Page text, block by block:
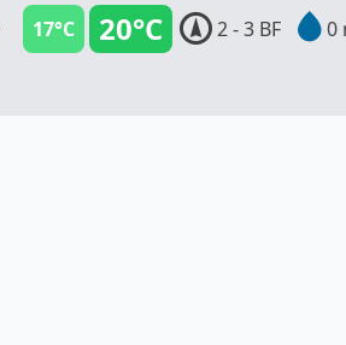
20°C
17°C 2 - 3 BF 0